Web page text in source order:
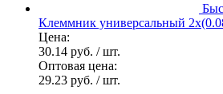
Клеммник универсальный
Цена:
30.14 руб. / шт.
Оптовая цена:
29.23 руб. / шт.